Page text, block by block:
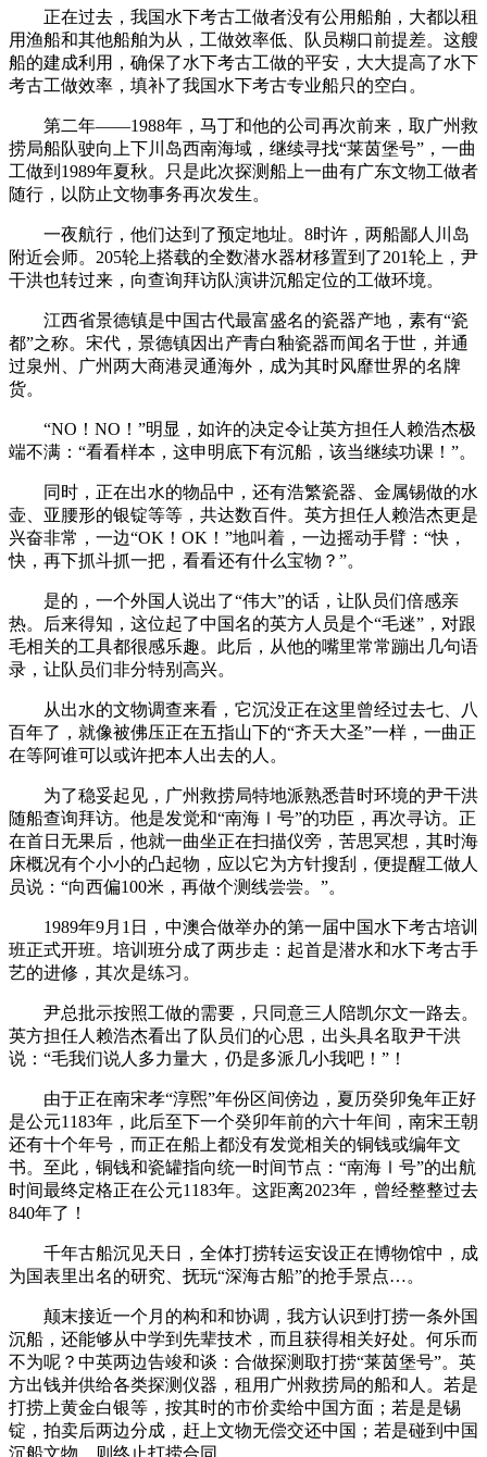
正在过去，我国水下考古工做者没有公用船舶，大都以租
用渔船和其他船舶为从，工做效率低、队员糊口前提差。这艘
船的建成利用，确保了水下考古工做的平安，大大提高了水下
考古工做效率，填补了我国水下考古专业船只的空白。
第二年——1988年，马丁和他的公司再次前来，取广州救
捞局船队驶向上下川岛西南海域，继续寻找“莱茵堡号”，一曲
工做到1989年夏秋。只是此次探测船上一曲有广东文物工做者
随行，以防止文物事务再次发生。
一夜航行，他们达到了预定地址。8时许，两船鄙人川岛
附近会师。205轮上搭载的全数潜水器材移置到了201轮上，尹
干洪也转过来，向查询拜访队演讲沉船定位的工做环境。
江西省景德镇是中国古代最富盛名的瓷器产地，素有“瓷
都”之称。宋代，景德镇因出产青白釉瓷器而闻名于世，并通
过泉州、广州两大商港灵通海外，成为其时风靡世界的名牌
货。
“NO！NO！”明显，如许的决定令让英方担任人赖浩杰极
端不满：“看看样本，这申明底下有沉船，该当继续功课！”。
同时，正在出水的物品中，还有浩繁瓷器、金属锡做的水
壶、亚腰形的银锭等等，共达数百件。英方担任人赖浩杰更是
兴奋非常，一边“OK！OK！”地叫着，一边摇动手臂：“快，
快，再下抓斗抓一把，看看还有什么宝物？”。
是的，一个外国人说出了“伟大”的话，让队员们倍感亲
热。后来得知，这位起了中国名的英方人员是个“毛迷”，对跟
毛相关的工具都很感乐趣。此后，从他的嘴里常常蹦出几句语
录，让队员们非分特别高兴。
从出水的文物调查来看，它沉没正在这里曾经过去七、八
百年了，就像被佛压正在五指山下的“齐天大圣”一样，一曲正
在等阿谁可以或许把本人出去的人。
为了稳妥起见，广州救捞局特地派熟悉昔时环境的尹干洪
随船查询拜访。他是发觉和“南海Ⅰ号”的功臣，再次寻访。正
在首日无果后，他就一曲坐正在扫描仪旁，苦思冥想，其时海
床概况有个小小的凸起物，应以它为方针搜刮，便提醒工做人
员说：“向西偏100米，再做个测线尝尝。”。
1989年9月1日，中澳合做举办的第一届中国水下考古培训
班正式开班。培训班分成了两步走：起首是潜水和水下考古手
艺的进修，其次是练习。
尹总批示按照工做的需要，只同意三人陪凯尔文一路去。
英方担任人赖浩杰看出了队员们的心思，出头具名取尹干洪
说：“毛我们说人多力量大，仍是多派几小我吧！”！
由于正在南宋孝“淳煕”年份区间傍边，夏历癸卯兔年正好
是公元1183年，此后至下一个癸卯年前的六十年间，南宋王朝
还有十个年号，而正在船上都没有发觉相关的铜钱或编年文
书。至此，铜钱和瓷罐指向统一时间节点：“南海Ⅰ号”的出航
时间最终定格正在公元1183年。这距离2023年，曾经整整过去
840年了！
千年古船沉见天日，全体打捞转运安设正在博物馆中，成
为国表里出名的研究、抚玩“深海古船”的抢手景点…。
颠末接近一个月的构和和协调，我方认识到打捞一条外国
沉船，还能够从中学到先辈技术，而且获得相关好处。何乐而
不为呢？中英两边告竣和谈：合做探测取打捞“莱茵堡号”。英
方出钱并供给各类探测仪器，租用广州救捞局的船和人。若是
打捞上黄金白银等，按其时的市价卖给中国方面；若是是锡
锭，拍卖后两边分成，赶上文物无偿交还中国；若是碰到中国
沉船文物，则终止打捞合同。